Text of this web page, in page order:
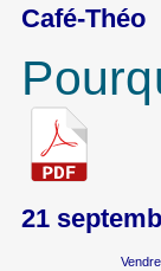
Café-Théo
21